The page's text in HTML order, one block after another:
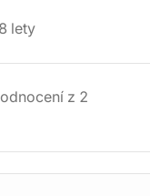
lety
z 2